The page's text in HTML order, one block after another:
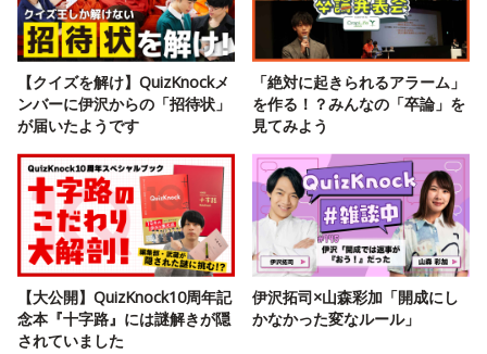
【クイズを解け】QuizKnockメ
ンバーに伊沢からの「招待状」
が届いたようです
「絶対に起きられるアラーム」
を作る！？みんなの「卒論」を
見てみよう
【大公開】QuizKnock10周年記
念本『十字路』には謎解きが隠
されていました
伊沢拓司×山森彩加「開成にし
かなかった変なルール」